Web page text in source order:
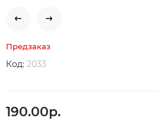
Предзаказ
Код: 2033
190.00р.